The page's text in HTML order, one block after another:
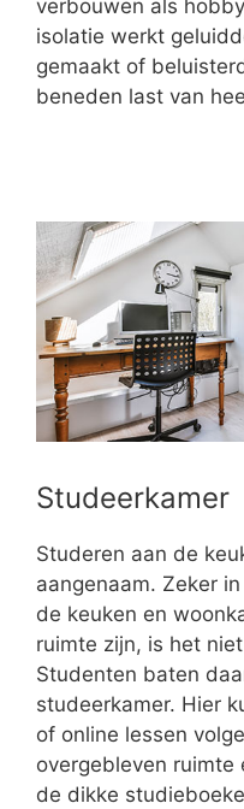
verbouwen als
isolatie werkt
gemaakt of
beneden last van
Studeerkamer
Studeren aan de
aangenaam. Zeker
de keuken en
ruimte zijn, is het
Studenten baten
studeerkamer. Hier
of online lessen
overgebleven ruimte
de dikke